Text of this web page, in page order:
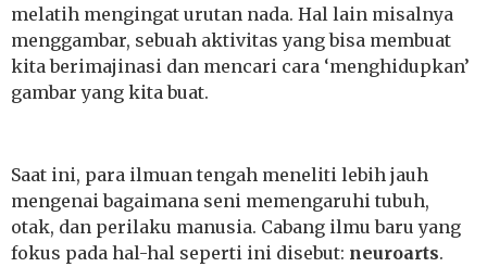
melatih mengingat urutan nada. Hal lain misalnya
menggambar, sebuah aktivitas yang bisa membuat
kita berimajinasi dan mencari cara ‘menghidupkan’
gambar yang kita buat.
Saat ini, para ilmuan tengah meneliti lebih jauh
mengenai bagaimana seni memengaruhi tubuh,
otak, dan perilaku manusia. Cabang ilmu baru yang
fokus pada hal-hal seperti ini disebut: neuroarts.